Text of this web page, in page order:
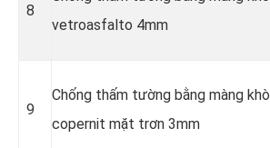
8
vetroasfalto 4mm
9
Chống thấm tường bằng màng khò
copernit mặt trơn 3mm